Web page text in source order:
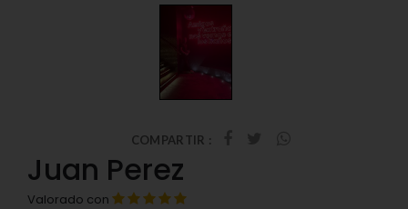
COMPARTIR :
Juan Perez
Valorado con